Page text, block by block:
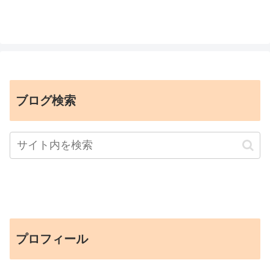
ブログ検索
プロフィール